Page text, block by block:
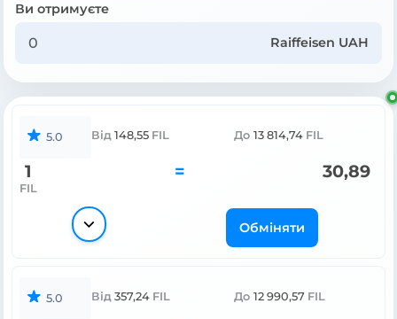
Ви отримуєте
Raiffeisen UAH
5.0 Від 148,55 FIL До 13 814,74 FIL
1
FIL
= 30,89
Обміняти
5.0 Від 357,24 FIL До 12 990,57 FIL